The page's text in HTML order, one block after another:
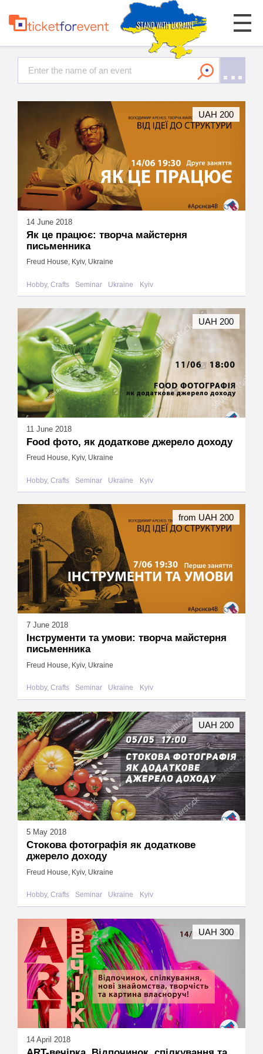
14 June 2018
Як це працює: творча майстерня
письменника
Freud House, Kyiv, Ukraine
Hobby, Crafts Seminar Ukraine Kyiv
UAH 200
11 June 2018
Food фото, як додаткове джерело доходу
Freud House, Kyiv, Ukraine
Hobby, Crafts Seminar Ukraine Kyiv
UAH 200
7 June 2018
Інструменти та умови: творча майстерня
письменника
Freud House, Kyiv, Ukraine
Hobby, Crafts Seminar Ukraine Kyiv
from UAH 200
5 May 2018
Стокова фотографія як додаткове
джерело доходу
Freud House, Kyiv, Ukraine
Hobby, Crafts Seminar Ukraine Kyiv
UAH 200
14 April 2018
UAH 300